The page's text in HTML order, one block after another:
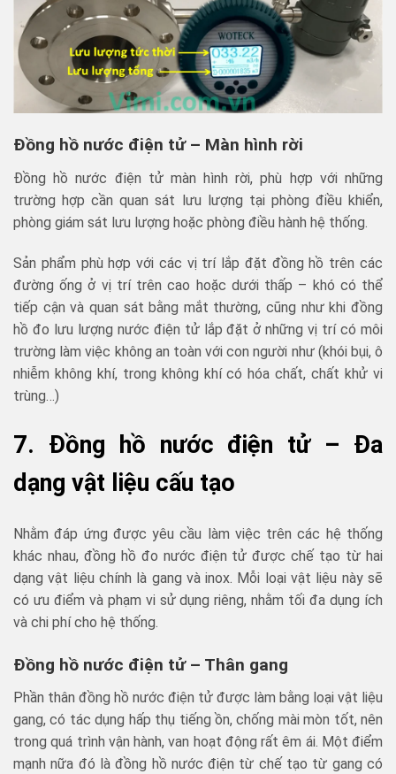
Đồng hồ nước điện tử – Màn hình rời
Đồng hồ nước điện tử màn hình rời, phù hợp với những
trường hợp cần quan sát lưu lượng tại phòng điều khiển,
phòng giám sát lưu lượng hoặc phòng điều hành hệ thống.
Sản phẩm phù hợp với các vị trí lắp đặt đồng hồ trên các
đường ống ở vị trí trên cao hoặc dưới thấp – khó có thể
tiếp cận và quan sát bằng mắt thường, cũng như khi đồng
hồ đo lưu lượng nước điện tử lắp đặt ở những vị trí có môi
trường làm việc không an toàn với con người như (khói bụi, ô
nhiễm không khí, trong không khí có hóa chất, chất khử vi
trùng…)
7. Đồng hồ nước điện tử – Đa
dạng vật liệu cấu tạo
Nhằm đáp ứng được yêu cầu làm việc trên các hệ thống
khác nhau, đồng hồ đo nước điện tử được chế tạo từ hai
dạng vật liệu chính là gang và inox. Mỗi loại vật liệu này sẽ
có ưu điểm và phạm vi sử dụng riêng, nhằm tối đa dụng ích
và chi phí cho hệ thống.
Đồng hồ nước điện tử – Thân gang
Phần thân đồng hồ nước điện tử được làm bằng loại vật liệu
gang, có tác dụng hấp thụ tiếng ồn, chống mài mòn tốt, nên
trong quá trình vận hành, van hoạt động rất êm ái. Một điểm
mạnh nữa đó là đồng hồ nước điện từ chế tạo từ gang có